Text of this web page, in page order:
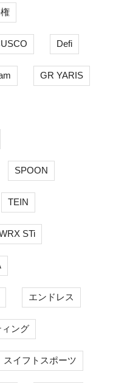
Defi
GR YARIS
SPOON
TEIN
STi
エンドレス
ング
スイフトスポーツ